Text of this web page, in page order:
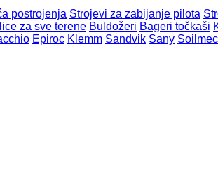
postrojenja Strojevi za zabijanje pilota
za sve terene Buldožeri Bageri točkaši
Epiroc Klemm Sandvik Sany Soilmec